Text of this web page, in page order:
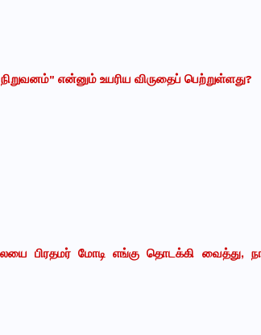
என்னும் உயரிய விருதைப் பெற்றுள்ளது?
பிரதமர் மோடிஎங்குதொடக்கி வைத்து,